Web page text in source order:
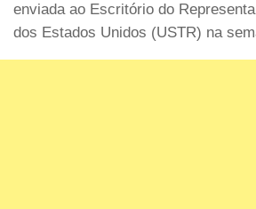
enviada ao Escritório do
dos Estados Unidos (USTR) na